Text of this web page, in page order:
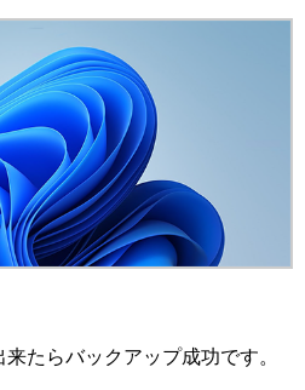
たらバックアップ成功です。